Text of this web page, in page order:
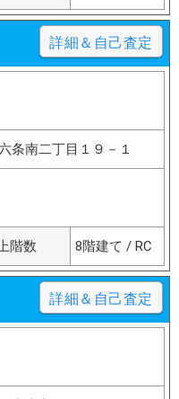
詳細＆自己査定
条南二丁目１９－１
階数 8階建て / RC
詳細＆自己査定